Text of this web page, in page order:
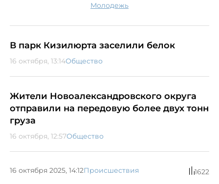
молодежь
В парк Кизилюрта заселили белок
16 октября, 13:14Общество
Жители Новоалександровского округа
отправили на передовую более двух тонн
груза
16 октября, 12:57Общество
16 октября 2025, 14:12Происшествия 1622